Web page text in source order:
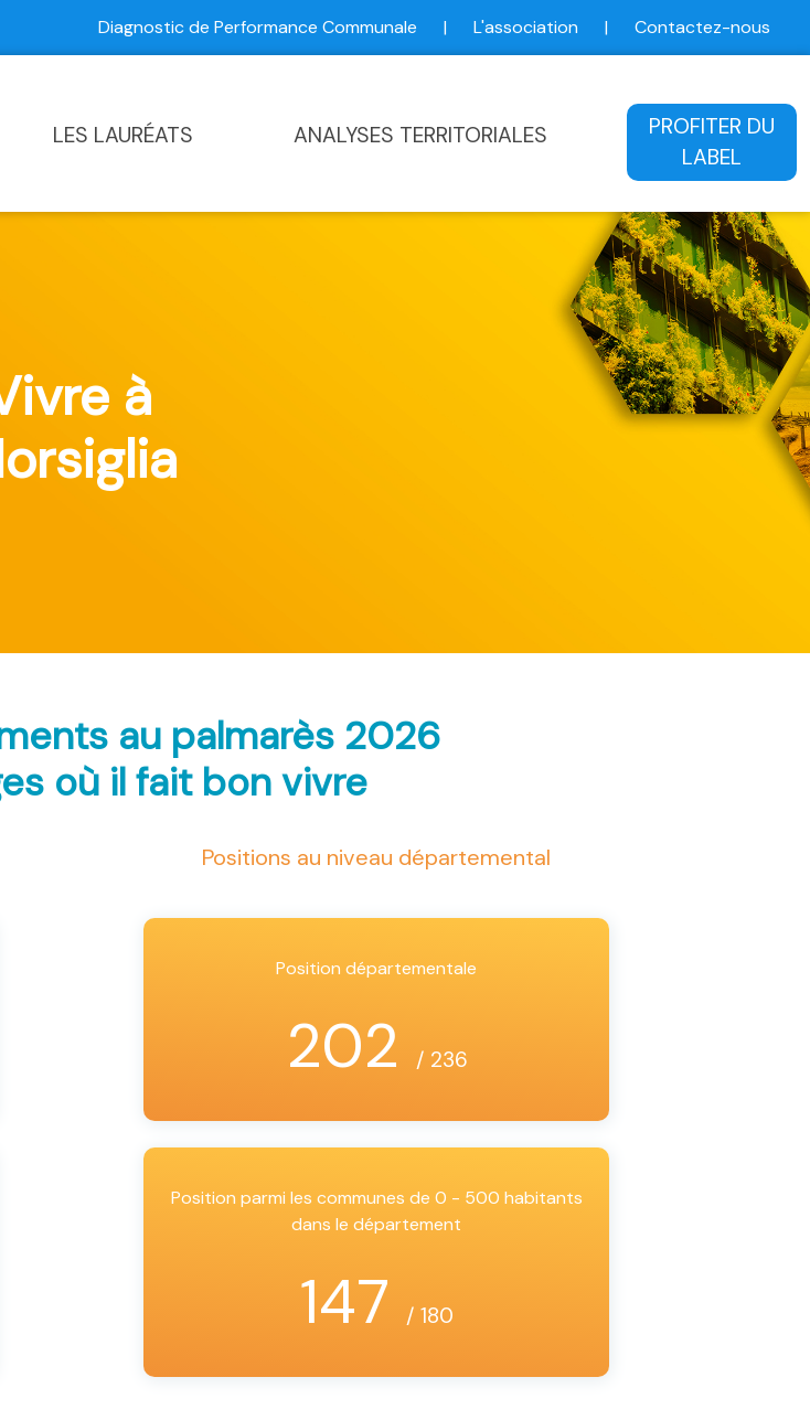
Diagnostic de Performance Communale | L'association | Contactez-nous
LES LAURÉATS ANALYSES TERRITORIALES
PROFITER DU
LABEL
à
au palmarès 2026
où il fait bon vivre
Positions au niveau départemental
Position départementale
202 / 236
Position parmi les communes de 0 - 500 habitants
dans le département
147 / 180